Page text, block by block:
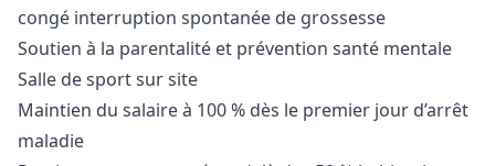
congé interruption spontanée de grossesse
Soutien à la parentalité et prévention santé mentale
Salle de sport sur site
Maintien du salaire à 100 % dès le premier jour d’arrêt
maladie